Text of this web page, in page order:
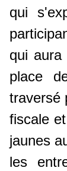
qui
qui
place
traversé
fiscale
jaunes
les